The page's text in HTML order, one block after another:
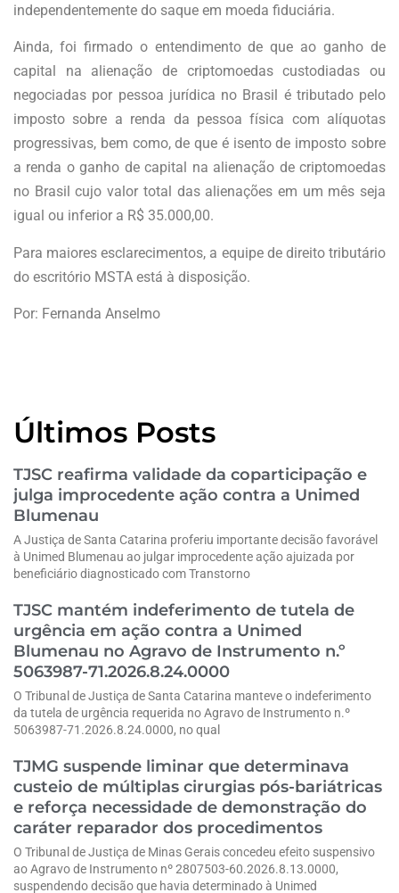
independentemente do saque em moeda fiduciária.
Ainda, foi firmado o entendimento de que ao ganho de
capital na alienação de criptomoedas custodiadas ou
negociadas por pessoa jurídica no Brasil é tributado pelo
imposto sobre a renda da pessoa física com alíquotas
progressivas, bem como, de que é isento de imposto sobre
a renda o ganho de capital na alienação de criptomoedas
no Brasil cujo valor total das alienações em um mês seja
igual ou inferior a R$ 35.000,00.
Para maiores esclarecimentos, a equipe de direito tributário
do escritório MSTA está à disposição.
Por: Fernanda Anselmo
Últimos Posts
TJSC reafirma validade da coparticipação e
julga improcedente ação contra a Unimed
Blumenau
A Justiça de Santa Catarina proferiu importante decisão favorável
à Unimed Blumenau ao julgar improcedente ação ajuizada por
beneficiário diagnosticado com Transtorno
TJSC mantém indeferimento de tutela de
urgência em ação contra a Unimed
Blumenau no Agravo de Instrumento n.º
5063987-71.2026.8.24.0000
O Tribunal de Justiça de Santa Catarina manteve o indeferimento
da tutela de urgência requerida no Agravo de Instrumento n.º
5063987-71.2026.8.24.0000, no qual
TJMG suspende liminar que determinava
custeio de múltiplas cirurgias pós-bariátricas
e reforça necessidade de demonstração do
caráter reparador dos procedimentos
O Tribunal de Justiça de Minas Gerais concedeu efeito suspensivo
ao Agravo de Instrumento nº 2807503-60.2026.8.13.0000,
suspendendo decisão que havia determinado à Unimed